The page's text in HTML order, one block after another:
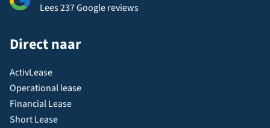
Lees 237 Google reviews
Direct naar
ActivLease
Operational lease
Financial Lease
Short Lease